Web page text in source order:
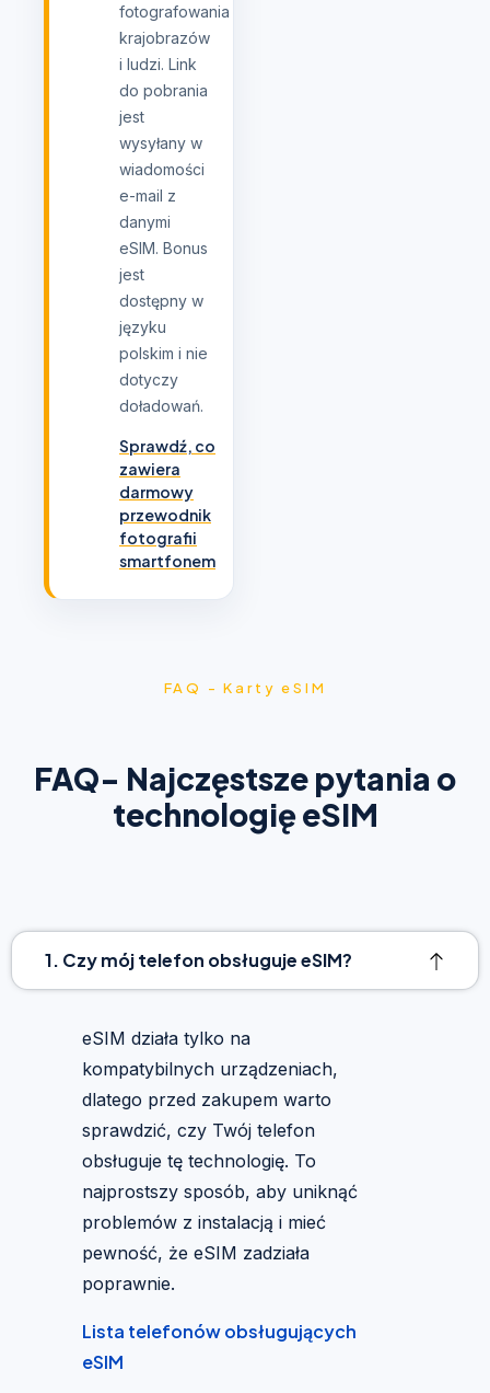
fotografowania
krajobrazów
i ludzi. Link
do pobrania
jest
wysyłany w
wiadomości
e-mail z
danymi
eSIM. Bonus
jest
dostępny w
języku
polskim i nie
dotyczy
doładowań.
Sprawdź, co
zawiera
darmowy
przewodnik
fotografii
smartfonem
FAQ - Karty eSIM
FAQ- Najczęstsze pytania o
technologię eSIM
1. Czy mój telefon obsługuje eSIM?
eSIM działa tylko na
kompatybilnych urządzeniach,
dlatego przed zakupem warto
sprawdzić, czy Twój telefon
obsługuje tę technologię. To
najprostszy sposób, aby uniknąć
problemów z instalacją i mieć
pewność, że eSIM zadziała
poprawnie.
Lista telefonów obsługujących
eSIM